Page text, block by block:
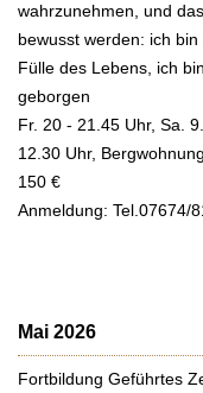
wahrzunehmen, und
bewusst werden: ich
Fülle des Lebens, ich
geborgen
Fr. 20 - 21.45 Uhr, Sa.
12.30 Uhr, Bergwohnung
150 €
Anmeldung: Tel.07674/
Mai 2026
Fortbildung Geführtes